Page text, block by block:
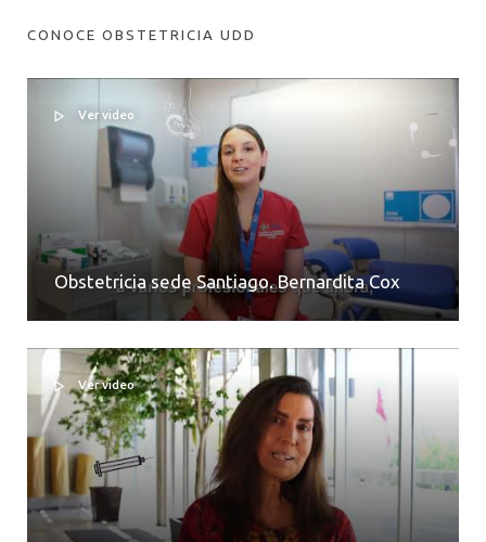
CONOCE OBSTETRICIA UDD
Ver video
Obstetricia sede Santiago. Bernardita Cox
Ver video